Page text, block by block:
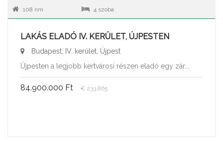
108 nm 4 szoba
LAKÁS ELADÓ IV. KERÜLET, ÚJPESTEN
Budapest, IV. kerület, Újpest
Újpesten a legjobb kertvárosi részen eladó egy zár...
84.900.000 Ft € 233.865